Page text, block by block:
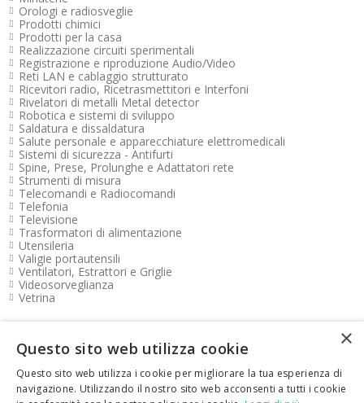
Orologi e radiosveglie
Prodotti chimici
Prodotti per la casa
Realizzazione circuiti sperimentali
Registrazione e riproduzione Audio/Video
Reti LAN e cablaggio strutturato
Ricevitori radio, Ricetrasmettitori e Interfoni
Rivelatori di metalli Metal detector
Robotica e sistemi di sviluppo
Saldatura e dissaldatura
Salute personale e apparecchiature elettromedicali
Sistemi di sicurezza - Antifurti
Spine, Prese, Prolunghe e Adattatori rete
Strumenti di misura
Telecomandi e Radiocomandi
Telefonia
Televisione
Trasformatori di alimentazione
Utensileria
Valigie portautensili
Ventilatori, Estrattori e Griglie
Videosorveglianza
Vetrina
Pagamenti FOOTER
Copyright e contatti FOOTER
×
Questo sito web utilizza cookie
Questo sito web utilizza i cookie per migliorare la tua esperienza di
navigazione. Utilizzando il nostro sito web acconsenti a tutti i cookie